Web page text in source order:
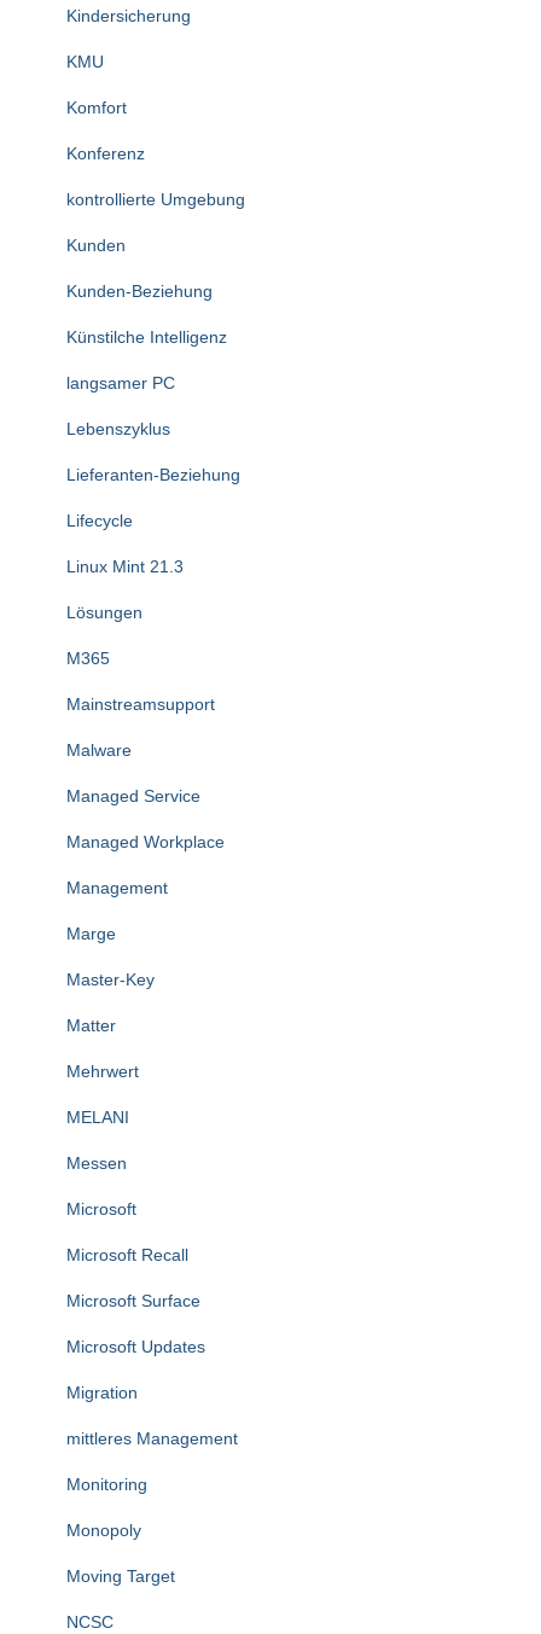
Kindersicherung
KMU
Komfort
Konferenz
kontrollierte Umgebung
Kunden
Kunden-Beziehung
Künstilche Intelligenz
langsamer PC
Lebenszyklus
Lieferanten-Beziehung
Lifecycle
Linux Mint 21.3
Lösungen
M365
Mainstreamsupport
Malware
Managed Service
Managed Workplace
Management
Marge
Master-Key
Matter
Mehrwert
MELANI
Messen
Microsoft
Microsoft Recall
Microsoft Surface
Microsoft Updates
Migration
mittleres Management
Monitoring
Monopoly
Moving Target
NCSC